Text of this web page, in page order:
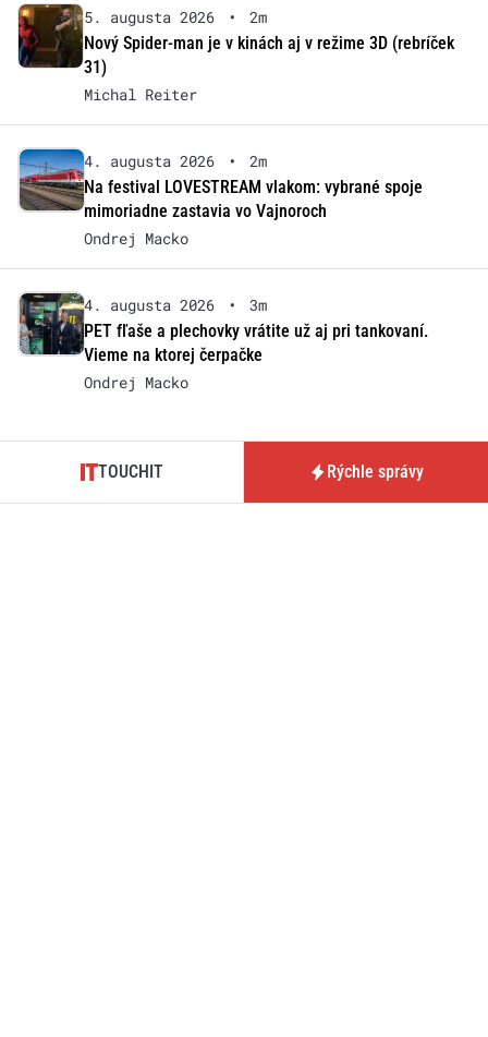
5. augusta 2026 •
2m
Nový Spider-man je v kinách aj v režime 3D (rebríček
31)
Michal Reiter
4. augusta 2026 •
2m
Na festival LOVESTREAM vlakom: vybrané spoje
mimoriadne zastavia vo Vajnoroch
Ondrej Macko
4. augusta 2026 •
3m
PET fľaše a plechovky vrátite už aj pri tankovaní.
Vieme na ktorej čerpačke
Ondrej Macko
TOUCHIT Rýchle správy